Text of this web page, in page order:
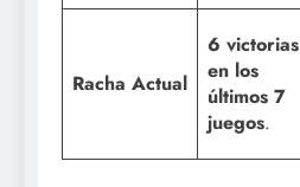
Racha Actual
6 victorias
en los
últimos 7
juegos.